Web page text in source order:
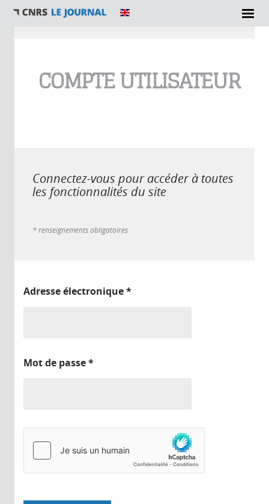
COMPTE UTILISATEUR
Connectez-vous pour accéder à toutes
les fonctionnalités du site
* renseignements obligatoires
Adresse électronique*
Mot de passe*